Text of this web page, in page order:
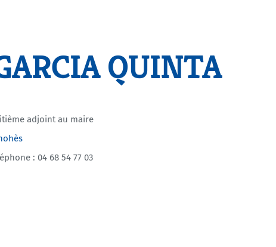
QUINTA
adjoint au maire
: 04 68 54 77 03